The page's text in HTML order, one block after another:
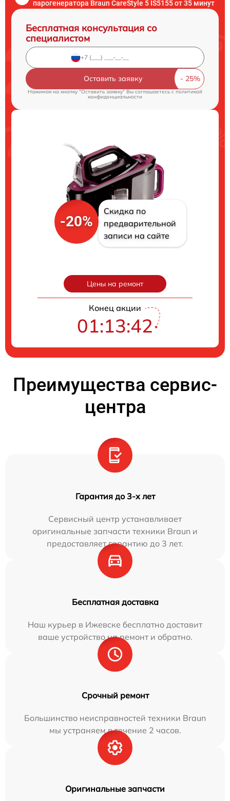
парогенератора Braun CareStyle 5 IS5155 от 35 минут
Бесплатная консультация со
специалистом
Оставить заявку
Нажимая на кнопку "Оставить заявку" Вы соглашаетесь cполитикой
конфиденциальности
-20%
Скидка по
предварительной
записи на сайте
Цены на ремонт
Конец акции
01:13:41
Преимущества сервис-
центра
Гарантия до 3-х лет
Сервисный центр устанавливает
оригинальные запчасти техники Braun и
предоставляет гарантию до 3 лет.
Бесплатная доставка
Наш курьер в Ижевске бесплатно доставит
ваше устройство на ремонт и обратно.
Срочный ремонт
Большинство неисправностей техники Braun
мы устраняем в течение 2 часов.
Оригинальные запчасти